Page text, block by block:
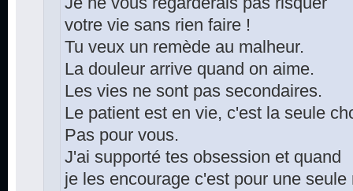
votre vie sans rien faire !
Tu veux un remède au malheur.
La douleur arrive quand on aime.
Les vies ne sont pas secondaires.
Le patient est en vie, c'est la seule
Pas pour vous.
J'ai supporté tes obsession et quand
je les encourage c'est pour une seule